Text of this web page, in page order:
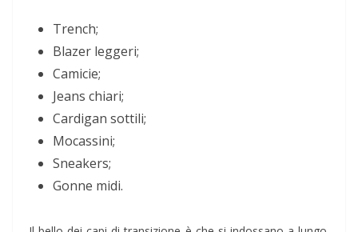
Trench;
Blazer leggeri;
Camicie;
Jeans chiari;
Cardigan sottili;
Mocassini;
Sneakers;
Gonne midi.